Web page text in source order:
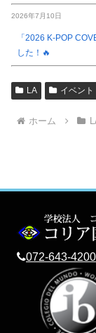
2026年7月10日
「2026 K-POP
した！🔥
LA イベント
ホーム
072-643-4200